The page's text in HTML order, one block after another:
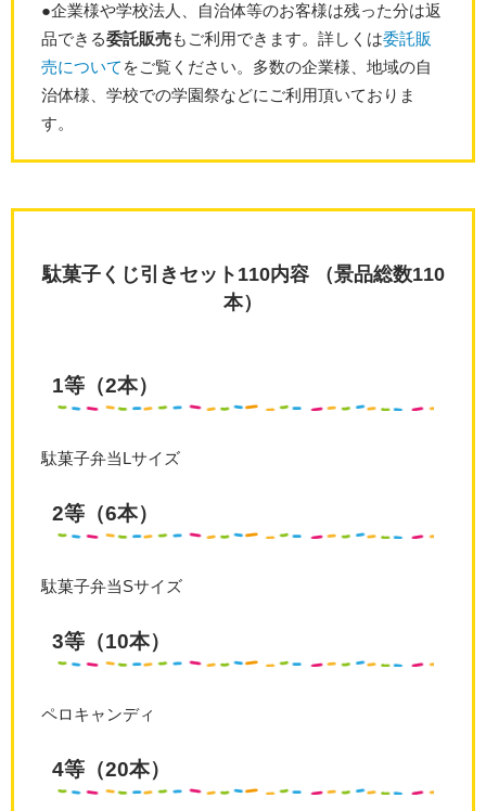
●企業様や学校法人、自治体等のお客様は残った分は返
品できる委託販売もご利用できます。詳しくは委託販
売について をご覧ください。多数の企業様、地域の自
治体様、学校での学園祭などにご利用頂いておりま
す。
駄菓子くじ引きセット110内容 （景品総数110
本）
1等（2本）
駄菓子弁当Lサイズ
2等（6本）
駄菓子弁当Sサイズ
3等（10本）
ペロキャンディ
4等（20本）